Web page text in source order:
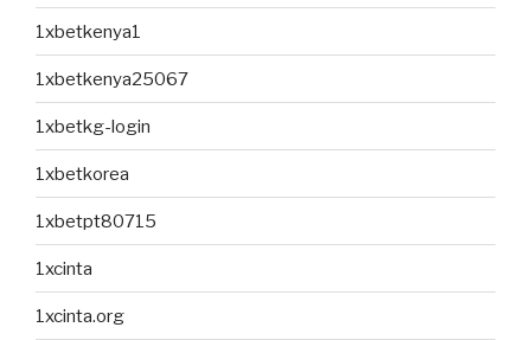
1xbetkenya1
1xbetkenya25067
1xbetkg-login
1xbetkorea
1xbetpt80715
1xcinta
1xcinta.org